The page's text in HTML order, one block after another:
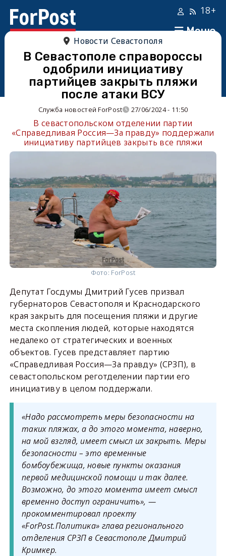
Меню
18+
Новости Севастополя
В Севастополе справороссы
одобрили инициативу
партийцев закрыть пляжи
после атаки ВСУ
Служба новостей ForPost 27/06/2024 - 11:50
В севастопольском отделении партии
«Справедливая Россия—За правду» поддержали
инициативу партийцев закрыть все пляжи
Фото: ForPost
Депутат Госдумы Дмитрий Гусев призвал
губернаторов Севастополя и Краснодарского
края закрыть для посещения пляжи и другие
места скопления людей, которые находятся
недалеко от стратегических и военных
объектов. Гусев представляет партию
«Справедливая Россия—За правду» (СРЗП), в
севастопольском реготделении партии его
инициативу в целом поддержали.
«Надо рассмотреть меры безопасности на
таких пляжах, а до этого момента, наверно,
на мой взгляд, имеет смысл их закрыть. Меры
безопасности – это временные
бомбоубежища, новые пункты оказания
первой медицинской помощи и так далее.
Возможно, до этого момента имеет смысл
временно доступ ограничить», —
прокомментировал проекту
«ForPost.Политика» глава регионального
отделения СРЗП в Севастополе Дмитрий
Кримкер.